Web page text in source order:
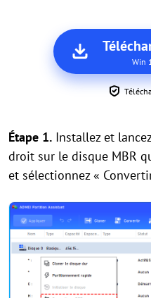
Win
Étape 1. Installez et
droit sur le disque MBR
et sélectionnez «